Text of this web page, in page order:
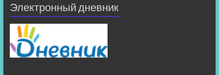
Электронный дневник